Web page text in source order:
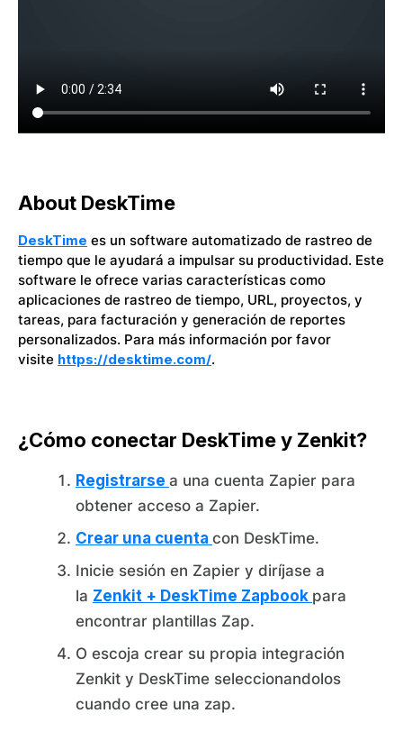
About DeskTime
DeskTime es un software automatizado de rastreo de
tiempo que le ayudará a impulsar su productividad. Este
software le ofrece varias características como
aplicaciones de rastreo de tiempo, URL, proyectos, y
tareas, para facturación y generación de reportes
personalizados. Para más información por favor
visite https://desktime.com/.
¿Cómo conectar DeskTime y Zenkit?
Registrarse a una cuenta Zapier para
obtener acceso a Zapier.
Crear una cuenta con DeskTime.
Inicie sesión en Zapier y diríjase a
la Zenkit + DeskTime Zapbook para
encontrar plantillas Zap.
O escoja crear su propia integración
Zenkit y DeskTime seleccionandolos
cuando cree una zap.